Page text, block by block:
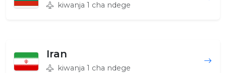
kiwanja 1 cha ndege
Iran
kiwanja 1 cha ndege